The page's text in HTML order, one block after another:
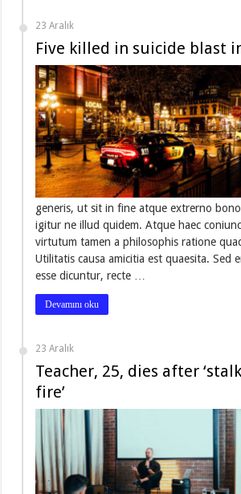
23 Aralık
Five killed in suicide blast
generis, ut sit in fine atque extrerno
igitur ne illud quidem. Atque haec
virtutum tamen a philosophis ratione
Utilitatis causa amicitia est quaesita. Sed
esse dicuntur, recte …
Devamını oku
23 Aralık
Teacher, 25, dies after
fire’